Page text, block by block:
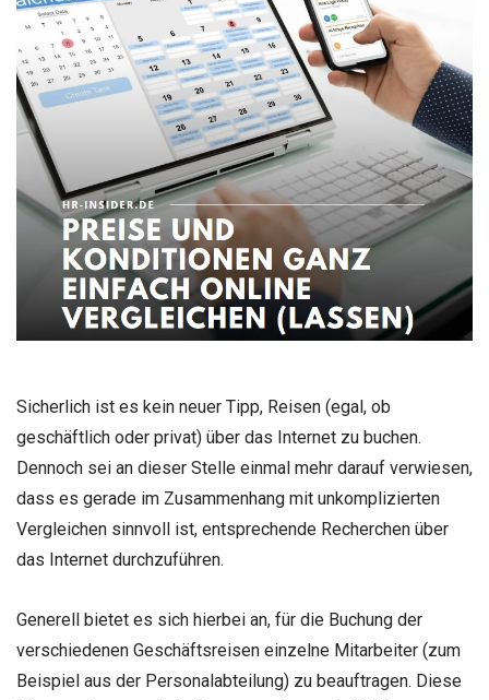
Sicherlich ist es kein neuer Tipp, Reisen (egal, ob
geschäftlich oder privat) über das Internet zu buchen.
Dennoch sei an dieser Stelle einmal mehr darauf verwiesen,
dass es gerade im Zusammenhang mit unkomplizierten
Vergleichen sinnvoll ist, entsprechende Recherchen über
das Internet durchzuführen.
Generell bietet es sich hierbei an, für die Buchung der
verschiedenen Geschäftsreisen einzelne Mitarbeiter (zum
Beispiel aus der Personalabteilung) zu beauftragen. Diese